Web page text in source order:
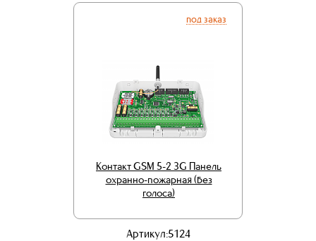
под заказ
Контакт GSM 5-2 3G Панель
охранно-пожарная (без
голоса)
Артикул:5124